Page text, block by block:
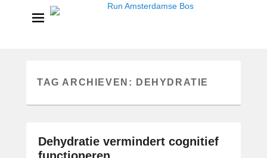
TAG ARCHIEVEN: DEHYDRATIE
Dehydratie vermindert cognitief